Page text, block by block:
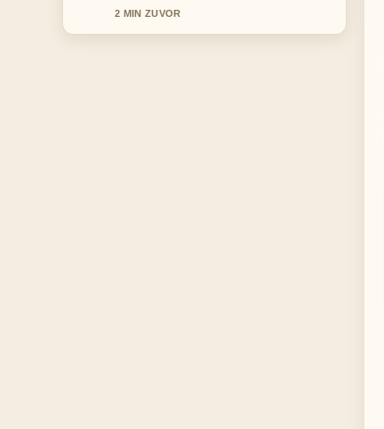
4 MIN ZUVOR